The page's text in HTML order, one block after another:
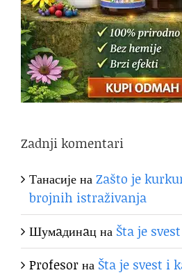
Zadnji komentari
ТанасијенаZašto je
brojnih istraživanja
Шумaдинaцна Šta je
Profesorна Šta je svest i